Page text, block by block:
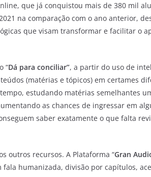
que já conquistou mais de 380 mil
na comparação com o ano anterior,
que visam transformar e facilitar o
“Dá para conciliar”, a partir do uso de
(matérias e tópicos) em certames
estudando matérias semelhantes
as chances de ingressar em
saber exatamente o que falta
outros recursos. A Plataforma “Gran
humanizada, divisão por capítulos,